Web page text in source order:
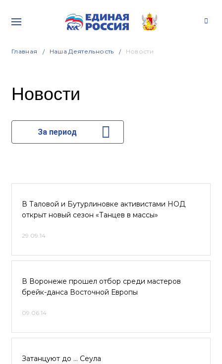
Главная Наша Деятельность Новости
Новости
За период
В Таловой и Бутурлиновке активистами НОД
открыт новый сезон «Танцев в массы»
29.09.14
В Воронеже прошел отбор среди мастеров
брейк-данса Восточной Европы
09.06.14
Затанцуют до … Сеула